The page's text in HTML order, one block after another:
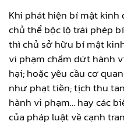
Khi phát hiện bí mật kinh
chủ thể bộc lộ trái phép
thì chủ sở hữu bí mật
vi phạm chấm dứt hành
hại; hoặc yêu cầu cơ
như phạt tiền; tịch thu
hành vi phạm… hay các
của pháp luật về cạnh